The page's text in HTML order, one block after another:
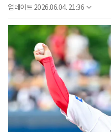
업데이트 2026.06.04. 21:36